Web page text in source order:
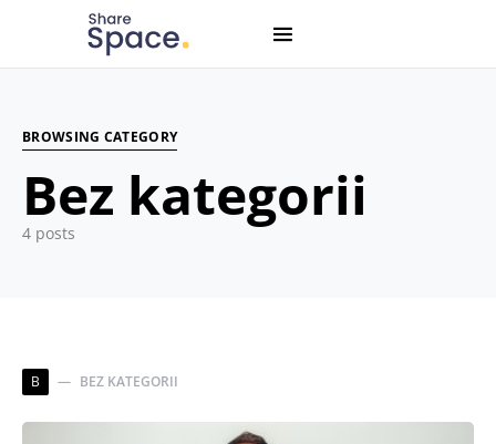
Search for:
When autocomplete results are available use up and
BROWSING CATEGORY
Bez kategorii
4 posts
B BEZ KATEGORII